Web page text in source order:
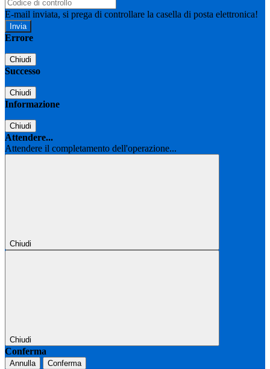
E-mail inviata, si prega di controllare la casella di posta elettronica!
Errore
Chiudi
Successo
Chiudi
Informazione
Chiudi
Attendere...
Attendere il completamento dell'operazione...
Chiudi
Chiudi
Conferma
Annulla Conferma